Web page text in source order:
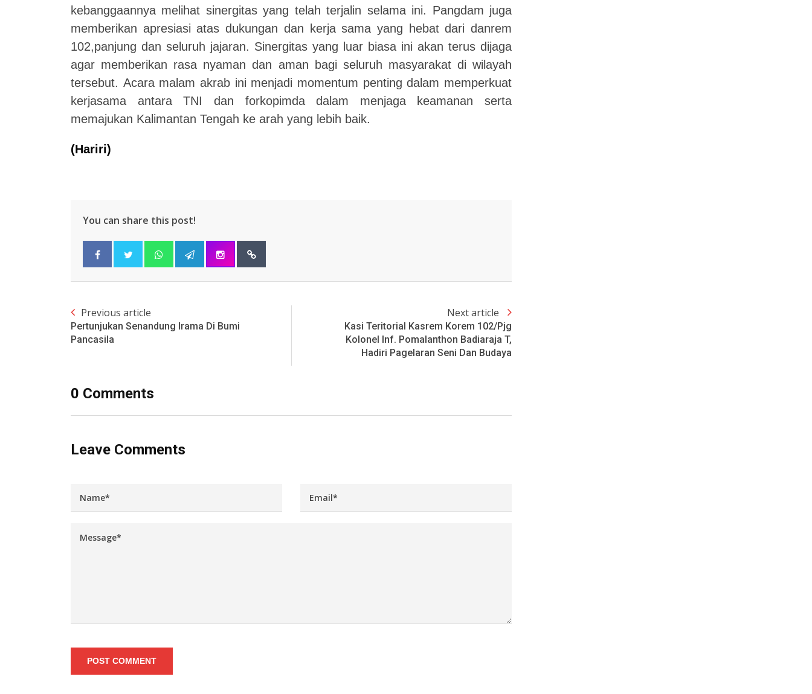
kebanggaannya melihat sinergitas yang telah terjalin selama ini. Pangdam juga
memberikan apresiasi atas dukungan dan kerja sama yang hebat dari danrem
102,panjung dan seluruh jajaran. Sinergitas yang luar biasa ini akan terus dijaga
agar memberikan rasa nyaman dan aman bagi seluruh masyarakat di wilayah
tersebut. Acara malam akrab ini menjadi momentum penting dalam memperkuat
kerjasama antara TNI dan forkopimda dalam menjaga keamanan serta
memajukan Kalimantan Tengah ke arah yang lebih baik.
(Hariri)
You can share this post!
Previous article
Pertunjukan Senandung Irama Di Bumi
Pancasila
Next article
Kasi Teritorial Kasrem Korem 102/Pjg
Kolonel Inf. Pomalanthon Badiaraja T,
Hadiri Pagelaran Seni Dan Budaya
0 Comments
Leave Comments
POST COMMENT